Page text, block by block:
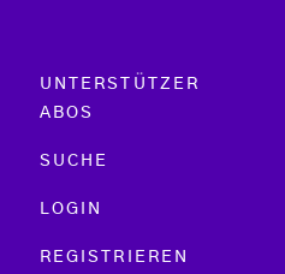
UNTERSTÜTZER
ABOS
SUCHE
LOGIN
REGISTRIEREN